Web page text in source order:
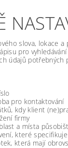
slova, lokace
pro
údajů potřebných
pro kontaktování
kdy klient
firmy
a místa
které
která mají